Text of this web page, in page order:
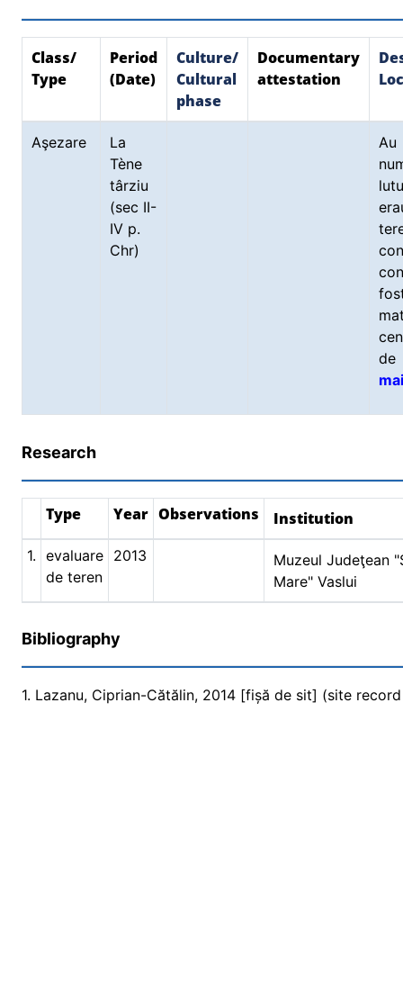
Class/
Type
Period
(Date)
Culture/
Cultural
phase
Documentary
attestation
Aşezare
La
Tène
târziu
(sec II-
IV p.
Chr)
de
Research
Type Year Observations Institution
1. evaluare
de teren
2013
Muzeul Judeţean
Mare" Vaslui
Bibliography
1. Lazanu, Ciprian-Cătălin, 2014 [fișă de sit] (site